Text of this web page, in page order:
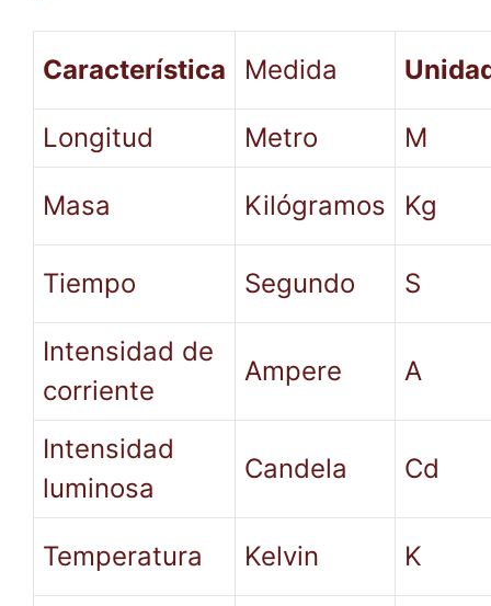
Característica Medida
Longitud Metro M
Masa Kilógramos Kg
Tiempo Segundo S
Intensidad de
corriente
Ampere A
Intensidad
luminosa
Candela Cd
Temperatura Kelvin K